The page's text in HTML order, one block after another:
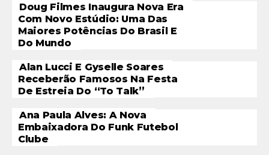
Doug Filmes Inaugura Nova Era
Com Novo Estúdio: Uma Das
Maiores Potências Do Brasil E
Do Mundo
Alan Lucci E Gyselle Soares
Receberão Famosos Na Festa
De Estreia Do “To Talk”
Ana Paula Alves: A Nova
Embaixadora Do Funk Futebol
Clube